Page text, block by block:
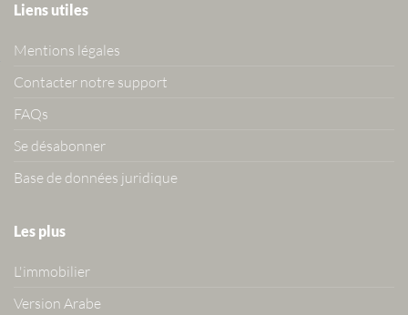
Liens utiles
Mentions légales
Contacter notre support
FAQs
Se désabonner
Base de données juridique
Les plus
L'immobilier
Version Arabe